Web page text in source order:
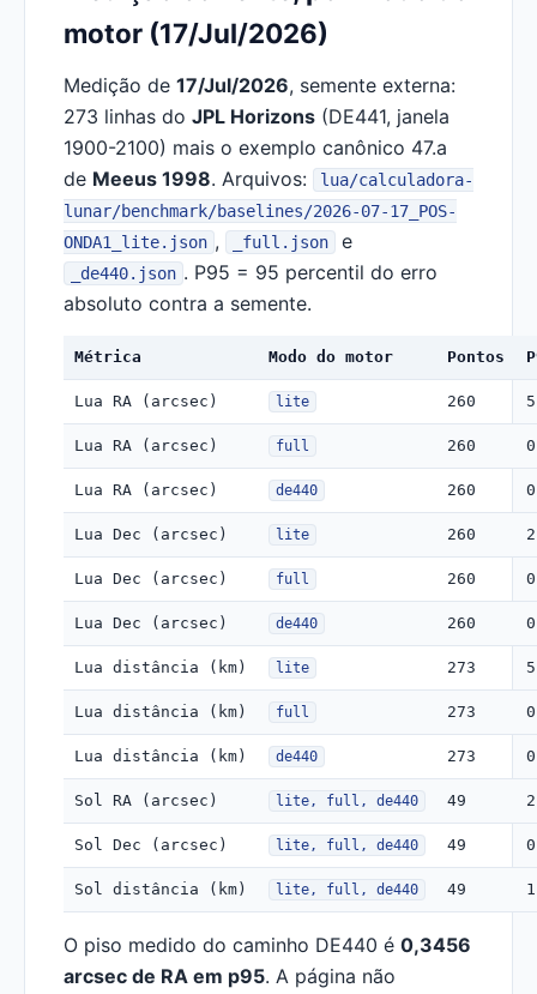
motor (17/Jul/2026)
Medição de 17/Jul/2026, semente externa:
273 linhas do JPL Horizons (DE441, janela
1900-2100) mais o exemplo canônico 47.a
de Meeus 1998. Arquivos:
lua/calculadora-
lunar/benchmark/baselines/2026-07-17_POS-
ONDA1_lite.json , _full.json e
_de440.json . P95 = 95 percentil do erro
absoluto contra a semente.
Métrica Modo do motor Pontos
Lua RA (arcsec) lite 260
Lua RA (arcsec) full 260
Lua RA (arcsec) de440 260
Lua Dec (arcsec) lite 260
Lua Dec (arcsec) full 260
Lua Dec (arcsec) de440 260
Lua distância (km) lite 273
Lua distância (km) full 273
Lua distância (km) de440 273
Sol RA (arcsec) lite, full, de440 49
Sol Dec (arcsec) lite, full, de440 49
Sol distância (km) lite, full, de440 49
O piso medido do caminho DE440 é 0,3456
arcsec de RA em p95. A página não